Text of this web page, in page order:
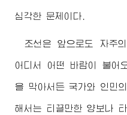
심각한 문제이다.
조선은 앞으로도 자주
어디서 어떤 바람이 불어
을 막아서든 국가와 인민
해서는 티끌만한 양보나